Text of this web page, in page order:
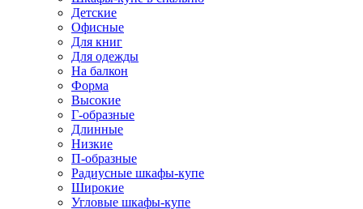
Детские
Офисные
Для книг
Для одежды
На балкон
Форма
Высокие
Г-образные
Длинные
Низкие
П-образные
Радиусные шкафы-купе
Широкие
Угловые шкафы-купе